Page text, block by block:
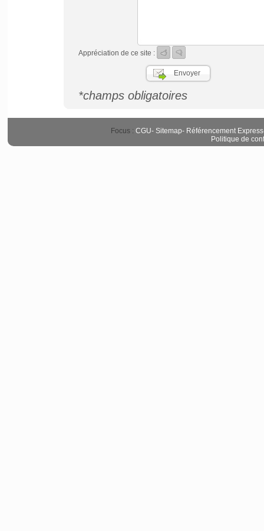
Appréciation de ce site :
*champs obligatoires
Focus : CGU- Sitemap- Référencement Express
Politique de